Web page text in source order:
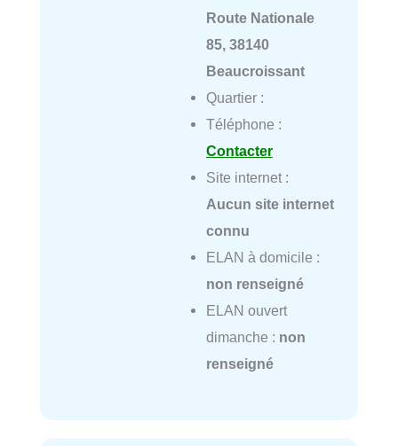
Route Nationale
85, 38140
Beaucroissant
Quartier :
Téléphone :
Contacter
Site internet :
Aucun site internet
connu
ELAN à domicile :
non renseigné
ELAN ouvert
dimanche : non
renseigné